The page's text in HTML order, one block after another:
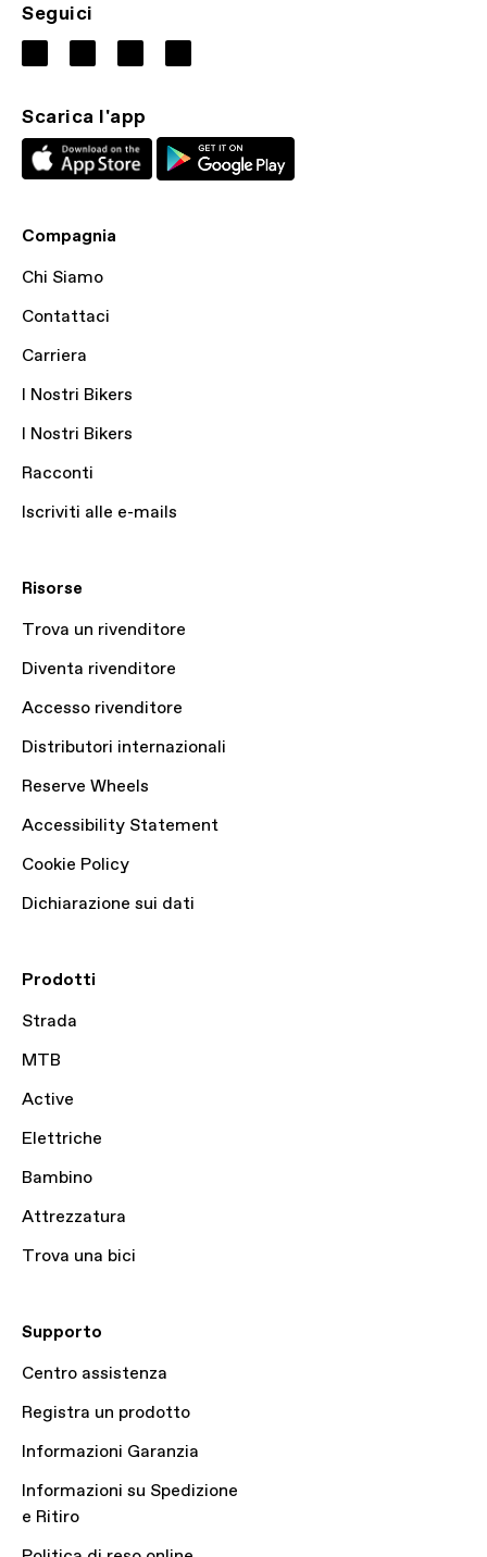
Seguici
Scarica l'app
Compagnia
Chi Siamo
Contattaci
Carriera
I Nostri Bikers
I Nostri Bikers
Racconti
Iscriviti alle e-mails
Risorse
Trova un rivenditore
Diventa rivenditore
Accesso rivenditore
Distributori internazionali
Reserve Wheels
Accessibility Statement
Cookie Policy
Dichiarazione sui dati
Prodotti
Strada
MTB
Active
Elettriche
Bambino
Attrezzatura
Trova una bici
Supporto
Centro assistenza
Registra un prodotto
Informazioni Garanzia
Informazioni su Spedizione
e Ritiro